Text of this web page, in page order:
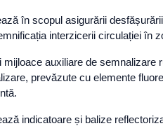
în scopul asigurării
interzicerii circulației în
auxiliare de
prevăzute cu elemente
indicatoare și balize